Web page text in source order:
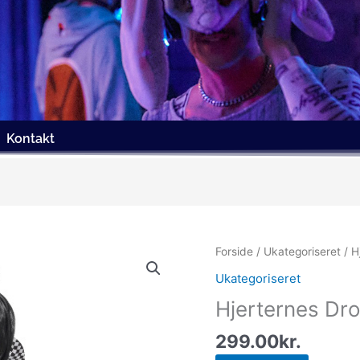
Kontakt
Forside / Ukategoriseret /
Ukategoriseret
Hjerternes
299.00kr.